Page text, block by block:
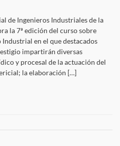
de Ingenieros Industriales de la
la 7ª edición del curso sobre
en el que destacados
impartirán diversas
y procesal de la actuación del
la elaboración […]